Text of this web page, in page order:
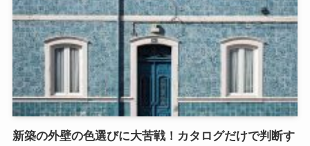
新築の外壁の色選びに大苦戦！カタログだけで判断す